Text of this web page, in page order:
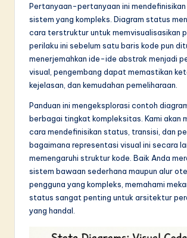
L
in
A
Pertanyaan-pertanyaan ini mendefinisikan
sistem yang kompleks. Diagram status
cara terstruktur untuk memvisualisasikan
perilaku ini sebelum satu baris kode pun
menerjemahkan ide-ide abstrak menjadi
visual, pengembang dapat memastikan
kejelasan, dan kemudahan pemeliharaan.
Panduan ini mengeksplorasi contoh
berbagai tingkat kompleksitas. Kami akan
cara mendefinisikan status, transisi, dan
bagaimana representasi visual ini secara
memengaruhi struktur kode. Baik Anda
sistem bawaan sederhana maupun alur
pengguna yang kompleks, memahami
status sangat penting untuk arsitektur
yang handal.